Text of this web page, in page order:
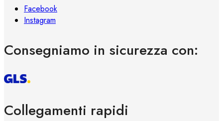
Facebook
Instagram
Consegniamo in sicurezza con:
Collegamenti rapidi